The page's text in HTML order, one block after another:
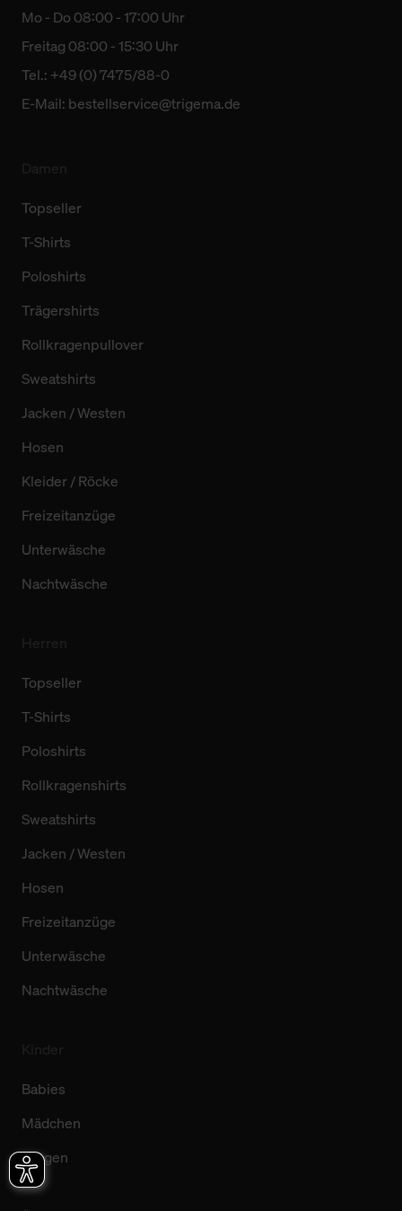
Mo - Do 08:00 - 17:00 Uhr
Freitag 08:00 - 15:30 Uhr
Tel.: +49 (0) 7475/88-0
E-Mail: bestellservice@trigema.de
Topseller
T-Shirts
Poloshirts
Trägershirts
Rollkragenpullover
Sweatshirts
Jacken / Westen
Hosen
Kleider / Röcke
Freizeitanzüge
Unterwäsche
Nachtwäsche
Topseller
T-Shirts
Poloshirts
Rollkragenshirts
Sweatshirts
Jacken / Westen
Hosen
Freizeitanzüge
Unterwäsche
Nachtwäsche
Babies
Mädchen
Jungen